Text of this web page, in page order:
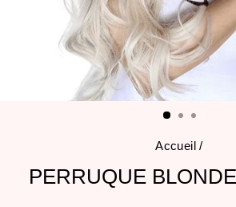
Accueil /
PERRUQUE